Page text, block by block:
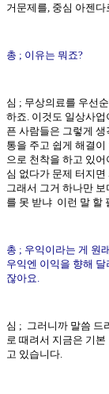
거문제를, 중심 아젠
총 ; 이유는 뭐죠?
심 ; 무상의료를 우선
하죠. 이것도 일상사
픈 사람들은 그렇게
통을 주고 쉽게 해결
으로 천착을 하고 있
심 없다가 문제 터지
그래서 그거 하나만
를 못 받냐 이런 말 할
총 ; 우익이라는 게 원
우익엔 이익을 향해
잖아요.
심 ; 그러니까 말씀 드
로 때려서 지금은 기
고 있습니다.